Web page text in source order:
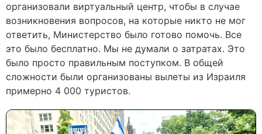
организовали виртуальный центр, чтобы в случае
возникновения вопросов, на которые никто не мог
ответить, Министерство было готово помочь. Все
это было бесплатно. Мы не думали о затратах. Это
было просто правильным поступком. В общей
сложности были организованы вылеты из Израиля
примерно 4 000 туристов.